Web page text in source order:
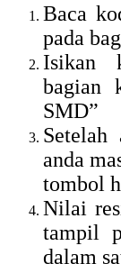
Baca
pada
Isikan
bagian
SMD”
Setelah
anda
tombol
Nilai
tampil
dalam